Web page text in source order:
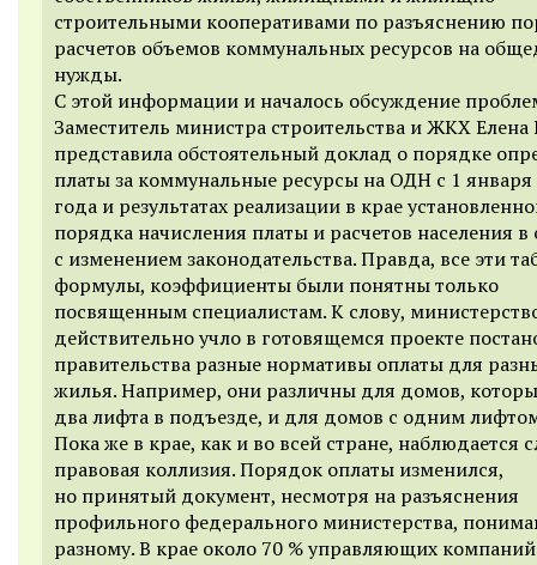
строительными кооперативами по разъяснению
расчетов объемов коммунальных ресурсов на
нужды.
С этой информации и началось обсуждение
Заместитель министра строительства и ЖКХ
представила обстоятельный доклад о порядке
платы за коммунальные ресурсы на ОДН с 1 января
года и результатах реализации в крае
порядка начисления платы и расчетов населения в
с изменением законодательства. Правда, все эти
формулы, коэффициенты были понятны только
посвященным специалистам. К слову,
действительно учло в готовящемся проекте
правительства разные нормативы оплаты для
жилья. Например, они различны для домов,
два лифта в подъезде, и для домов с одним
Пока же в крае, как и во всей стране, наблюдается
правовая коллизия. Порядок оплаты изменился,
но принятый документ, несмотря на разъяснения
профильного федерального министерства,
разному. В крае около 70 % управляющих